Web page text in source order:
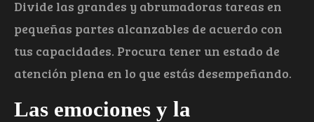
Divide las grandes y abrumadoras tareas en
pequeñas partes alcanzables de acuerdo con
tus capacidades. Procura tener un estado de
atención plena en lo que estás desempeñando.
Las emociones y la